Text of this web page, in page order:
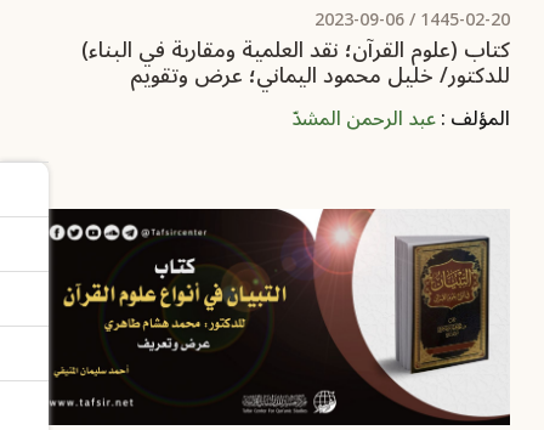
1445-02-20 /
2023-09-06
كتاب (علوم القرآن؛ نقد العلمية ومقاربة في البناء)
للدكتور/ خليل محمود اليماني؛ ‏عرض وتقويم‏
المؤلف :عبد الرحمن المشدّ